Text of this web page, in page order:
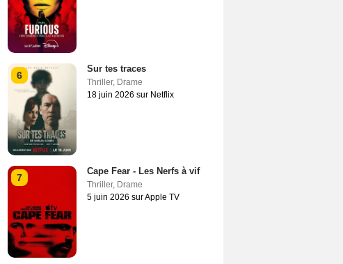
6
Sur tes traces
Thriller, Drame
18 juin 2026 sur Netflix
7
Cape Fear - Les Nerfs à vif
Thriller, Drame
5 juin 2026 sur Apple TV